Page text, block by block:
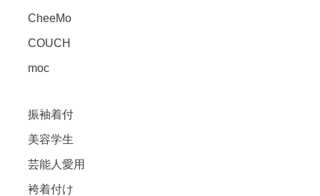
CheeMo
COUCH
moc
振袖着付
美容学生
芸能人愛用
袴着付け